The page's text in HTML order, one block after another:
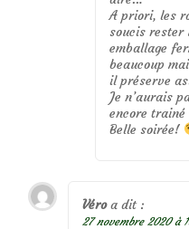
A priori, les
soucis rester
emballage
beaucoup
il préserve
Je n’aurais
encore trainé
Belle soirée!
Véro a dit :
27 novembre 2020 à